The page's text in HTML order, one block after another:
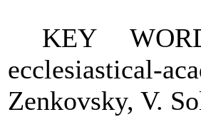
KEY
ecclesiastical-
Zenkovsky, V.